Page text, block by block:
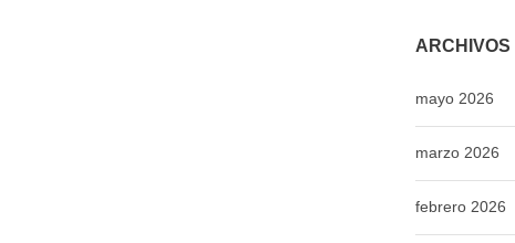
ARCHIVOS
mayo 2026
marzo 2026
febrero 2026